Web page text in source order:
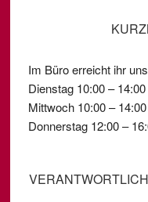
Im Büro erreicht ihr
Dienstag 10:00 –
Mittwoch 10:00 –
Donnerstag 12:00 –